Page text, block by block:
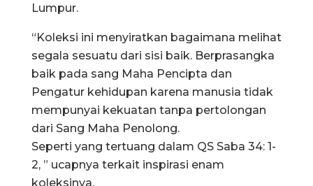
Lumpur.
“Koleksi ini menyiratkan bagaimana melihat
segala sesuatu dari sisi baik. Berprasangka
baik pada sang Maha Pencipta dan
Pengatur kehidupan karena manusia tidak
mempunyai kekuatan tanpa pertolongan
dari Sang Maha Penolong.
Seperti yang tertuang dalam QS Saba 34: 1-
2, ” ucapnya terkait inspirasi enam
koleksinya.